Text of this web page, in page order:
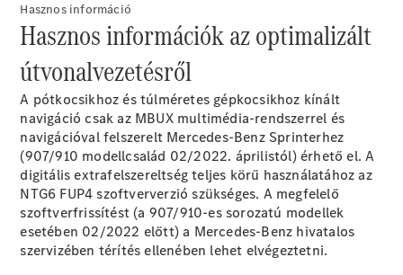
Összes
Buszlimuzin
Marco Polo
Horizon
Marco Polo
Konfigurátor
Online
Hasznos információ
Hasznos információk az optimalizált
útvonalvezetésről
A pótkocsikhoz és túlméretes gépkocsikhoz kínált
navigáció csak az MBUX multimédia-rendszerrel és
navigációval felszerelt Mercedes-Benz Sprinterhez
(907/910 modellcsalád 02/2022. áprilistól) érhető el. A
digitális extrafelszereltség teljes körű használatához az
NTG6 FUP4 szoftververzió szükséges. A megfelelő
szoftverfrissítést (a 907/910-es sorozatú modellek
esetében 02/2022 előtt) a Mercedes-Benz hivatalos
szervizében térítés ellenében lehet elvégeztetni.